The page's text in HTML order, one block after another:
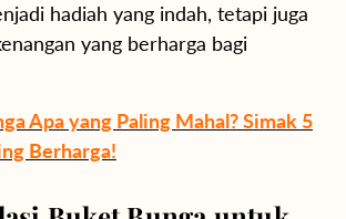
hadiah yang indah, tetapi juga
yang berharga bagi
Apa yang Paling Mahal? Simak 5
Berharga!